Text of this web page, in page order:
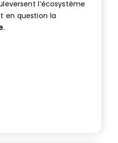
l’écosystème
en question la
.